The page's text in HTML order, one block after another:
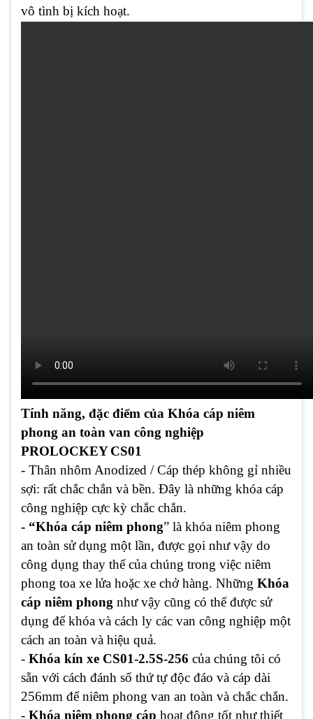
vô tình bị kích hoạt.
Tính năng, đặc điểm của Khóa cáp niêm
phong an toàn van công nghiệp
PROLOCKEYCS01
- Thân nhôm Anodized / Cáp thép không gỉ nhiều
sợi: rất chắc chắn và bền. Đây là những khóa cáp
công nghiệp cực kỳ chắc chắn.
- “Khóa cáp niêm phong” là khóa niêm phong
an toàn sử dụng một lần, được gọi như vậy do
công dụng thay thế của chúng trong việc niêm
phong toa xe lửa hoặc xe chở hàng. Những Khóa
cáp niêm phong như vậy cũng có thể được sử
dụng để khóa và cách ly các van công nghiệp một
cách an toàn và hiệu quả.
- Khóa kín xe CS01-2.5S-256 của chúng tôi có
sẵn với cách đánh số thứ tự độc đáo và cáp dài
256mm để niêm phong van an toàn và chắc chắn.
- Khóa niêm phong cáp hoạt động tốt như thiết